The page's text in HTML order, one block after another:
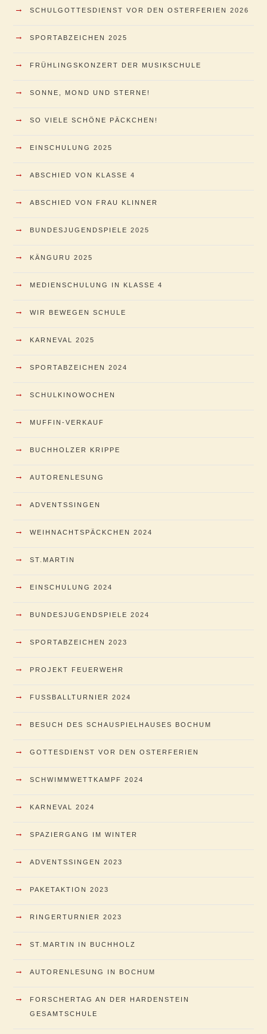
→ SCHULGOTTESDIENST VOR DEN OSTERFERIEN 2026
→ SPORTABZEICHEN 2025
→ FRÜHLINGSKONZERT DER MUSIKSCHULE
→ SONNE, MOND UND STERNE!
→ SO VIELE SCHÖNE PÄCKCHEN!
→ EINSCHULUNG 2025
→ ABSCHIED VON KLASSE 4
→ ABSCHIED VON FRAU KLINNER
→ BUNDESJUGENDSPIELE 2025
→ KÄNGURU 2025
→ MEDIENSCHULUNG IN KLASSE 4
→ WIR BEWEGEN SCHULE
→ KARNEVAL 2025
→ SPORTABZEICHEN 2024
→ SCHULKINOWOCHEN
→ MUFFIN-VERKAUF
→ BUCHHOLZER KRIPPE
→ AUTORENLESUNG
→ ADVENTSSINGEN
→ WEIHNACHTSPÄCKCHEN 2024
→ ST.MARTIN
→ EINSCHULUNG 2024
→ BUNDESJUGENDSPIELE 2024
→ SPORTABZEICHEN 2023
→ PROJEKT FEUERWEHR
→ FUSSBALLTURNIER 2024
→ BESUCH DES SCHAUSPIELHAUSES BOCHUM
→ GOTTESDIENST VOR DEN OSTERFERIEN
→ SCHWIMMWETTKAMPF 2024
→ KARNEVAL 2024
→ SPAZIERGANG IM WINTER
→ ADVENTSSINGEN 2023
→ PAKETAKTION 2023
→ RINGERTURNIER 2023
→ ST.MARTIN IN BUCHHOLZ
→ AUTORENLESUNG IN BOCHUM
→
FORSCHERTAG AN DER HARDENSTEIN
GESAMTSCHULE